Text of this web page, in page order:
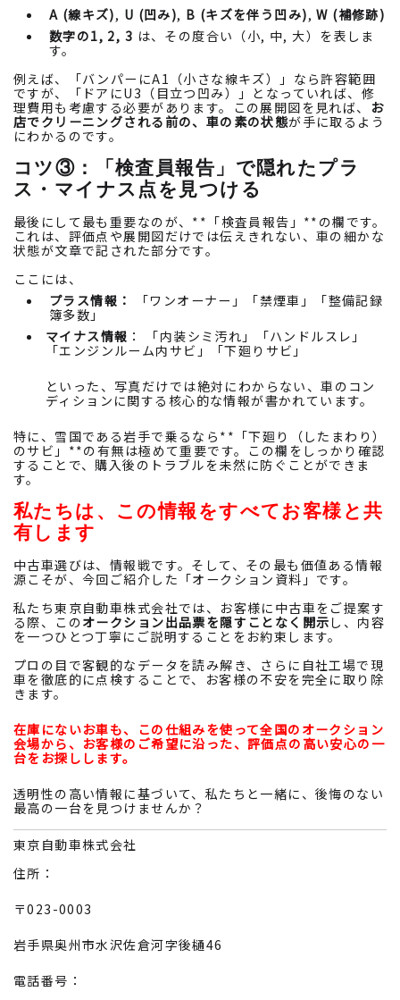
A (線キズ), U (凹み), B (キズを伴う凹み),W (補修跡)
数字の1, 2, 3 は、その度合い（小, 中, 大）を表しま
す。
例えば、「バンパーにA1（小さな線キズ）」なら許容範囲
ですが、「ドアにU3（目立つ凹み）」となっていれば、修
理費用も考慮する必要があります。この展開図を見れば、
お
店でクリーニングされる前の、車の素の状態が手に取るよう
にわかるのです。
コツ③：「検査員報告」で隠れたプラ
ス・マイナス点を見つける
最後にして最も重要なのが、**「検査員報告」**の欄です。
これは、評価点や展開図だけでは伝えきれない、車の細かな
状態が文章で記された部分です。
ここには、
プラス情報：
「ワンオーナー」「禁煙車」「整備記録
簿多数」
マイナス情報 ： 「内装シミ汚れ」「ハンドルスレ」
「エンジンルーム内サビ」「下廻りサビ」
といった、写真だけでは絶対にわからない、車のコン
ディションに関する核心的な情報が書かれています。
特に、雪国である岩手で乗るなら**「下廻り（したまわり）
のサビ」**の有無は極めて重要です。この欄をしっかり確認
することで、購入後のトラブルを未然に防ぐことができま
す。
私たちは、この情報をすべてお客様と共
有します
中古車選びは、情報戦です。そして、その最も価値ある情報
源こそが、今回ご紹介した「オークション資料」です。
私たち東京自動車株式会社では、お客様に中古車をご提案す
る際、このオークション出品票を隠すことなく開示 し、内容
を一つひとつ丁寧にご説明することをお約束します。
プロの目で客観的なデータを読み解き、さらに自社工場で現
車を徹底的に点検することで、お客様の不安を完全に取り除
きます。
在庫にないお車も、この仕組みを使って全国のオークション
会場から、お客様のご希望に沿った、評価点の高い安心の一
台をお探しします。
透明性の高い情報に基づいて、私たちと一緒に、後悔のない
最高の一台を見つけませんか？
東京自動車株式会社
住所：
〒023-0003
岩手県奥州市水沢佐倉河字後樋46
電話番号：